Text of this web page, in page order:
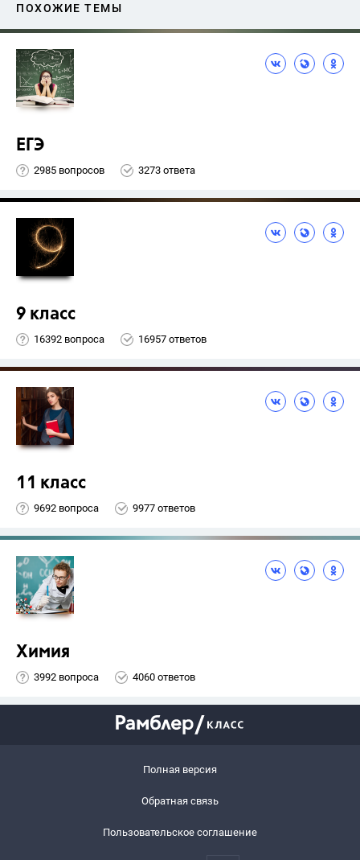
ПОХОЖИЕ ТЕМЫ
ЕГЭ
2985 вопросов 3273 ответа
9 класс
16392 вопроса 16957 ответов
11 класс
9692 вопроса 9977 ответов
Химия
3992 вопроса 4060 ответов
Полная версия
Обратная связь
Пользовательское соглашение